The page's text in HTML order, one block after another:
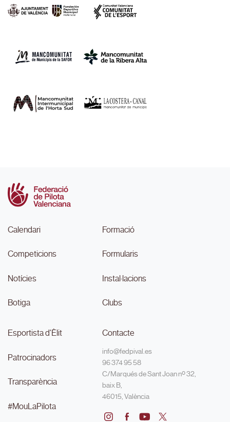
Calendari
Competicions
Notícies
Botiga
Formació
Formularis
Instal·lacions
Clubs
Esportista d'Èlit
Patrocinadors
Transparència
#MouLaPilota
Contacte
info@fedpival.es
96 374 95 58
C/Marqués de Sant Joan nº 32,
baix B,
46015, València